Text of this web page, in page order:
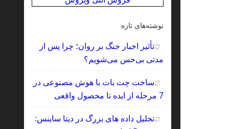
نوشته‌های تازه
تأثیر اخبار جنگ بر روان؛ چرا پس از
مدتی بی‌حس می‌شویم؟
ساخت چت‌ بات با هوش مصنوعی در
7 مرحله از ایده تا محصول واقعی
تحلیل داده‌ های بزرگ در دیتا ساینس: